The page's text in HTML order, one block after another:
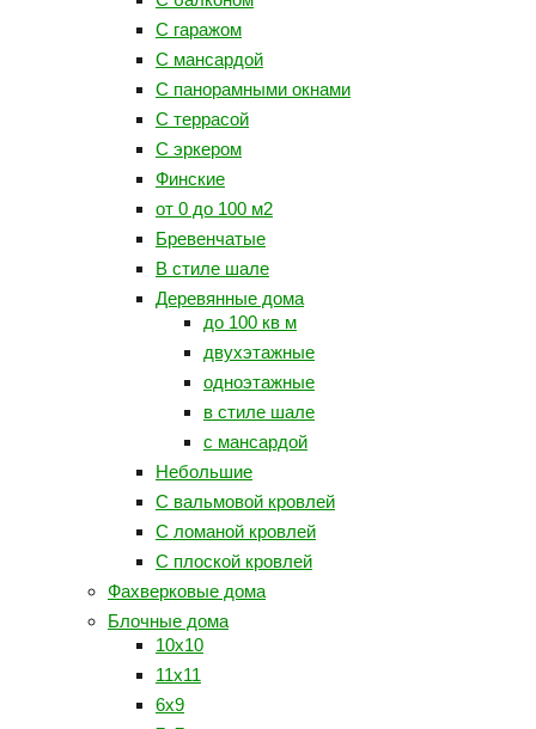
С гаражом
С мансардой
С панорамными окнами
С террасой
С эркером
Финские
от 0 до 100 м2
Бревенчатые
В стиле шале
Деревянные дома
до 100 кв м
двухэтажные
одноэтажные
в стиле шале
с мансардой
Небольшие
С вальмовой кровлей
С ломаной кровлей
С плоской кровлей
Фахверковые дома
Блочные дома
10х10
11х11
6х9